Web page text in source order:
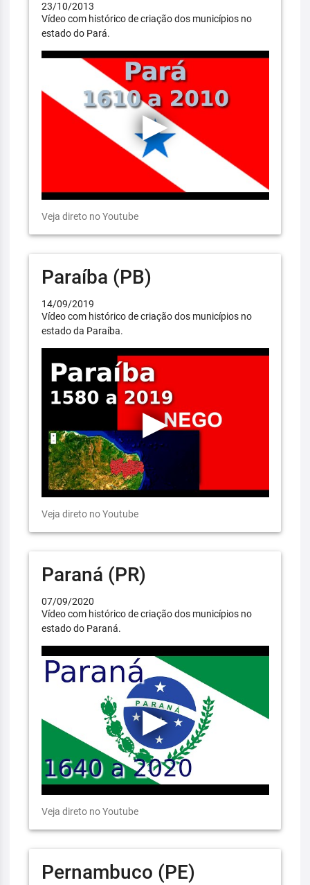
23/10/2013
Vídeo com histórico de criação dos municípios no
estado do Pará.
Veja direto no Youtube
Paraíba (PB)
14/09/2019
Vídeo com histórico de criação dos municípios no
estado da Paraíba.
Veja direto no Youtube
Paraná (PR)
07/09/2020
Vídeo com histórico de criação dos municípios no
estado do Paraná.
Veja direto no Youtube
Pernambuco (PE)